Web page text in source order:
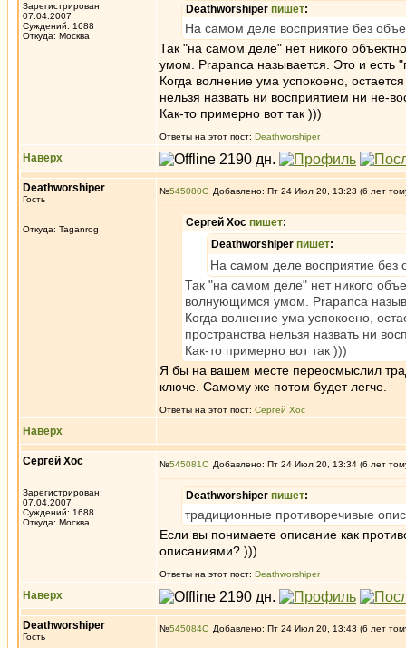
Зарегистрирован:
07.04.2007
Суждений: 1688
Откуда: Москва
Deathworshiper пишет:
На самом деле восприятие без
Так "на самом деле" нет никого
умом. Prapanca называется. Это и
Когда волнение ума успокоено,
нельзя назвать ни восприятием ни не-
Как-то примерно вот так )))
Ответы на этот пост: Deathworshiper
Наверх
Deathworshiper
Гость
Откуда: Taganrog
№545080 Добавлено: Пт 24 Июл 20, 13:23 (6 лет
Сергей Хос пишет:
Deathworshiper пишет:
На самом деле восприятие
Так "на самом деле" нет никого
волнующимся умом. Prapanca
Когда волнение ума успокоено,
пространства нельзя назвать ни
Как-то примерно вот так )))
Я бы на вашем месте переосмыслил
ключе. Самому же потом будет легче.
Ответы на этот пост: Сергей Хос
Наверх
Сергей Хос
Зарегистрирован:
07.04.2007
Суждений: 1688
Откуда: Москва
№545081 Добавлено: Пт 24 Июл 20, 13:34 (6 лет
Deathworshiper пишет:
традиционные противоречивые
Если вы понимаете описание как
описаниями? )))
Ответы на этот пост: Deathworshiper
Наверх
Deathworshiper
Гость
№545084 Добавлено: Пт 24 Июл 20, 13:43 (6 лет